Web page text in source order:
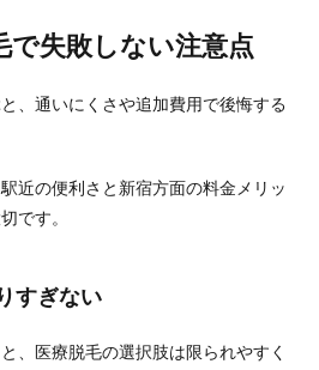
で失敗しない注意点
、通いにくさや追加費用で後悔する
近の便利さと新宿方面の料金メリッ
です。
すぎない
、医療脱毛の選択肢は限られやすく